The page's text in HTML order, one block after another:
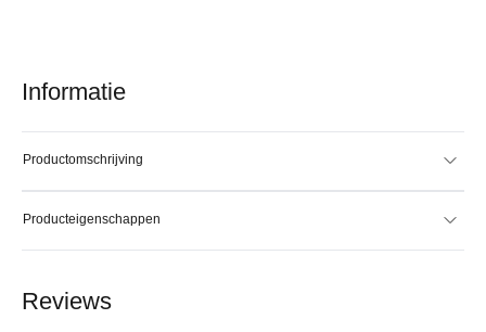
Informatie
Productomschrijving
Producteigenschappen
Reviews